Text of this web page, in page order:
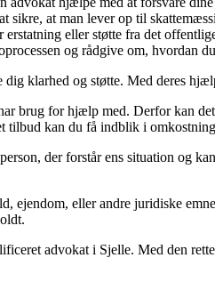
at man lever op til
eller støtte fra det
og rådgive om, hvordan
klarhed og støtte. Med deres
brug for hjælp med. Derfor kan
kan du få indblik i
der forstår ens situation og
ejendom, eller andre juridiske
advokat i Sjelle. Med den